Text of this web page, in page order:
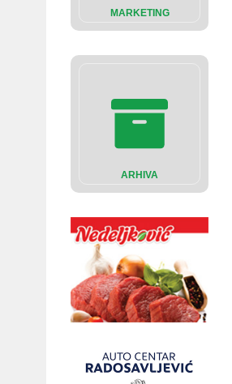
MARKETING
ARHIVA